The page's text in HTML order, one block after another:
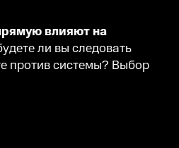
влияют на
ли вы следовать
против системы? Выбор